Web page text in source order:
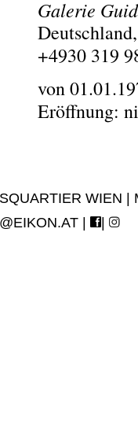
Galerie
+4930 319
von
Eröffnung:
WIEN
| |